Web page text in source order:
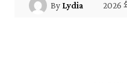
By Lydia 2026